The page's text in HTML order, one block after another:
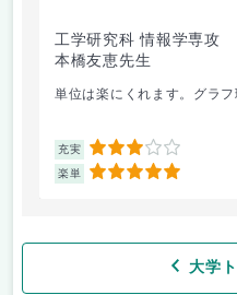
工学研究科 情報学専攻
本橋友恵先生
単位は楽にくれます。グラ
充実 3
楽単 5
大学